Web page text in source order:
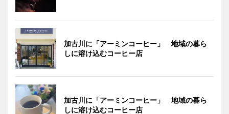
加古川に「アーミンコーヒー」 地域の暮ら
しに溶け込むコーヒー店
加古川に「アーミンコーヒー」 地域の暮ら
しに溶け込むコーヒー店